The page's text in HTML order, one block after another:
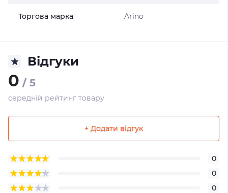
Торгова марка Arino
Відгуки
0 / 5
середній рейтинг товару
+ Додати відгук
0
0
0